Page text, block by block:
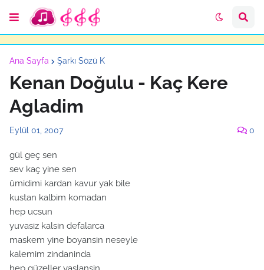
Ana Sayfa Şarkı Sözü K
Kenan Doğulu - Kaç Kere
Agladim
Eylül 01, 2007 0
gül geç sen
sev kaç yine sen
ümidimi kardan kavur yak bile
kustan kalbim komadan
hep ucsun
yuvasiz kalsin defalarca
maskem yine boyansin neseyle
kalemim zindaninda